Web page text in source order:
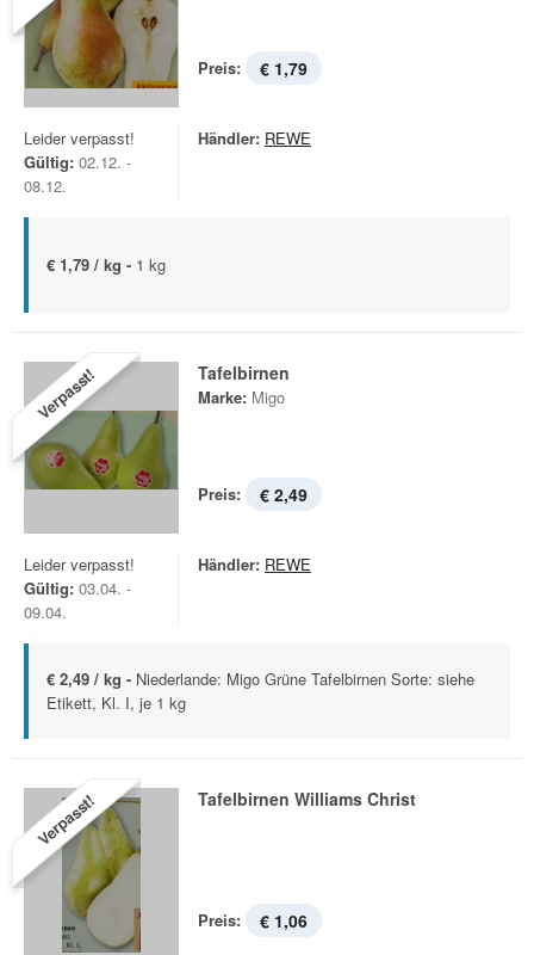
Preis: € 1,79
Leider verpasst!
Gültig: 02.12. -
08.12.
Händler: REWE
€ 1,79 / kg - 1 kg
Verpasst! Tafelbirnen
Marke: Migo
Preis: € 2,49
Leider verpasst!
Gültig: 03.04. -
09.04.
Händler: REWE
€ 2,49 / kg - Niederlande: Migo Grüne Tafelbirnen Sorte: siehe
Etikett, Kl. I, je 1 kg
Verpasst! Tafelbirnen Williams Christ
Preis: € 1,06